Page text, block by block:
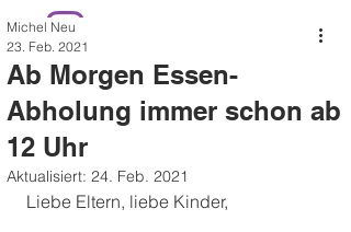
Ab Morgen Essen-
Abholung immer schon ab
12 Uhr
Michel Neu
23. Feb. 2021
Aktualisiert: 24. Feb. 2021
Liebe Eltern, liebe Kinder,